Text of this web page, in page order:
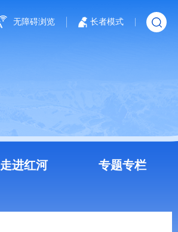
无障碍浏览 长者模式
走进红河 专题专栏